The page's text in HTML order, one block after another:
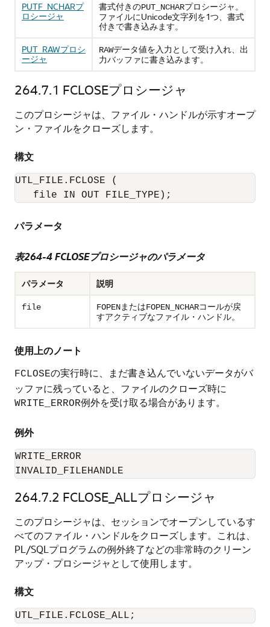
PUTF_NCHARプ
ロシージャ
書式付きのPUT_NCHARプロシージャ。
ファイルにUnicode文字列を1つ、書式
付きで書き込みます。
PUT_RAWプロシ
ージャ
RAWデータ値を入力として受け入れ、出
力バッファに書き込みます。
264.7.1 FCLOSEプロシージャ
このプロシージャは、ファイル・ハンドルが示すオープ
ン・ファイルをクローズします。
構文
UTL_FILE.FCLOSE (
   file IN OUT FILE_TYPE);
パラメータ
表264-4 FCLOSEプロシージャのパラメータ
パラメータ 説明
file FOPENまたはFOPEN_NCHARコールが戻
すアクティブなファイル・ハンドル。
使用上のノート
FCLOSEの実行時に、まだ書き込んでいないデータがバ
ッファに残っていると、ファイルのクローズ時に
WRITE_ERROR例外を受け取る場合があります。
例外
WRITE_ERROR
INVALID_FILEHANDLE
264.7.2 FCLOSE_ALLプロシージャ
このプロシージャは、セッションでオープンしているす
べてのファイル・ハンドルをクローズします。これは、
PL/SQLプログラムの例外終了などの非常時のクリーン
アップ・プロシージャとして使用します。
構文
UTL_FILE.FCLOSE_ALL;